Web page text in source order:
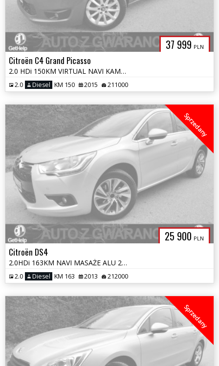
37 999 PLN
Citroën C4 Grand Picasso
2.0 HDi 150KM VIRTUAL NAVI KAMERA 360 SKÓRY BLIS PDC MASAŻE EXCLUSIVE
2.0 Diesel KM 150 2015 211000
25 900 PLN
Sprzedany
Citroën DS4
2.0HDi 163KM NAVI MASAŻE ALU 2xPDC SKÓRY BLIS SAM PARKUJE OPŁATY GWAR
2.0 Diesel KM 163 2013 212000
Sprzedany